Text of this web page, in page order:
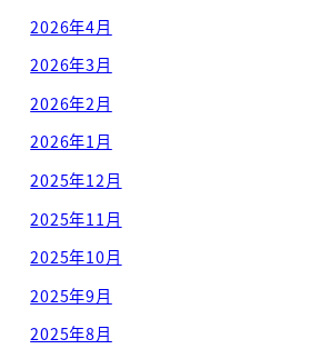
2026年4月
2026年3月
2026年2月
2026年1月
2025年12月
2025年11月
2025年10月
2025年9月
2025年8月